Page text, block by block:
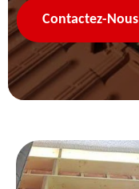
Contactez-Nous